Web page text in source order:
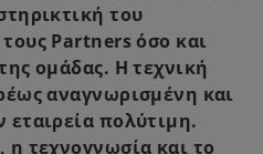
του
Partners όσο και
ομάδας. Η τεχνική
αναγνωρισμένη και
πολύτιμη.
τεχνογνωσία και το